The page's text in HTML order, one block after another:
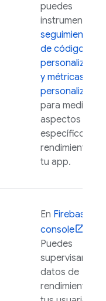
puedes
instrumentar
seguimientos
de códigos
personalizados
y métricas
personalizadas
para medir
aspectos
específicos del
rendimiento de
tu app.
En Firebase
console
Puedes
supervisar los
datos de
rendimiento de